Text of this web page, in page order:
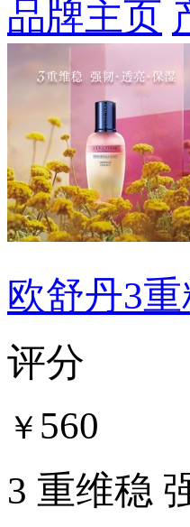
品牌主页
欧舒丹3
评分
￥ 560
3 重维稳